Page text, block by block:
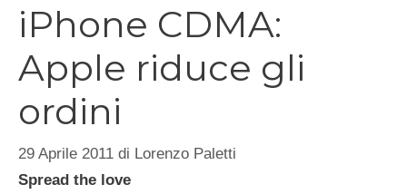
iPhone CDMA:
Apple riduce gli
ordini
29 Aprile 2011 di Lorenzo Paletti
Spread the love